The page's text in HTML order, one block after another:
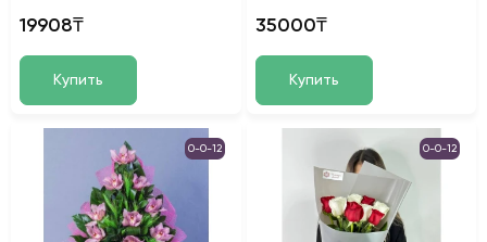
19908₸
Купить
35000₸
Купить
0-0-12 0-0-12